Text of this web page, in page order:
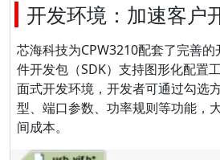
开发环境：加速客户
芯海科技为CPW3210配套了完善
件开发包（SDK）支持图形化配
面式开发环境，开发者可通过勾选
型、端口参数、功率规则等功能，
间成本。